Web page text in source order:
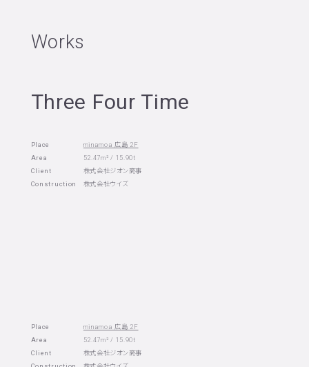
Works
Three Four Time
Place
minamoa 広島 2F
Area
52.47m² / 15.90t
Client
株式会社ジオン商事
Construction
株式会社ウイズ
Place
minamoa 広島 2F
Area
52.47m² / 15.90t
Client
株式会社ジオン商事